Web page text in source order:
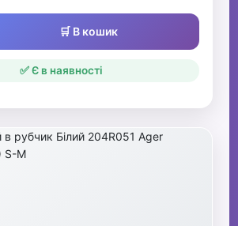
🛒 В кошик
✅ Є в наявності